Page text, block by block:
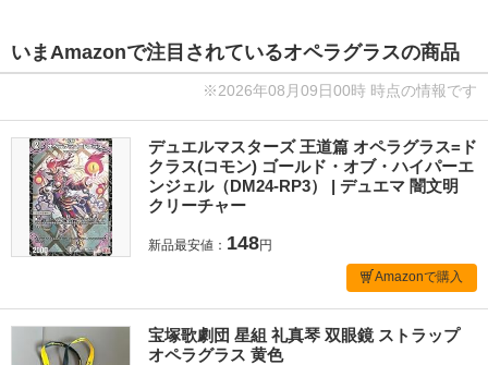
いまAmazonで注目されているオペラグラスの商品
※2026年08月09日00時 時点の情報です
デュエルマスターズ 王道篇 オペラグラス=ド
クラス(コモン) ゴールド・オブ・ハイパーエ
ンジェル（DM24-RP3） | デュエマ 闇文明
クリーチャー
新品最安値： 148円
Amazonで購入
宝塚歌劇団 星組 礼真琴 双眼鏡 ストラップ
オペラグラス 黄色